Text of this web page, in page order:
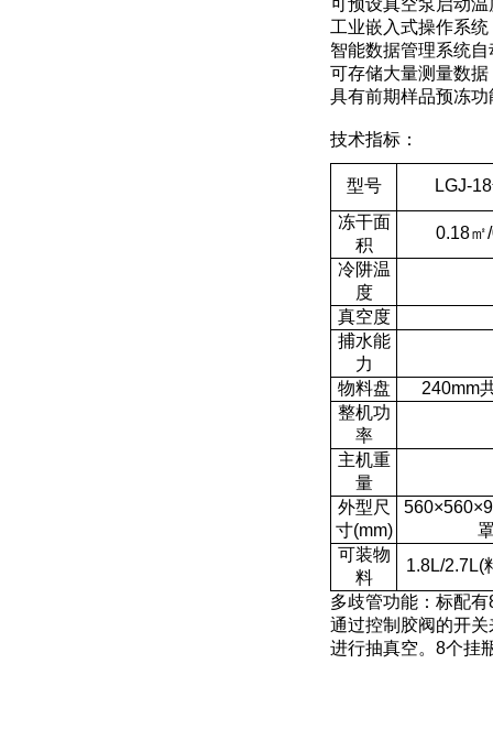
可预设真空泵启动
工业嵌入式操作系
智能数据管理系统
可存储大量测量数
具有前期样品预冻
技术指标：
型号
LGJ-
冻干面
积
0.18㎡
冷阱温
度
真空度
捕水能
力
物料盘
240mm
整机功
率
主机重
量
外型尺
寸(mm)
可装物
料
1.8L/2.7L(
多歧管功能：标配
通过控制胶阀的开
进行抽真空。8个挂